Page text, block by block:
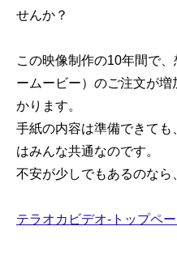
せんか？
この映像制作の10年間で
ームービー）のご注文が
かります。
手紙の内容は準備できて
はみんな共通なのです。
不安が少しでもあるのな
テラオカビデオ-トップペ